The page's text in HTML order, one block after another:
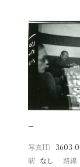
−
写真ID 3603-
駅 なし 路線